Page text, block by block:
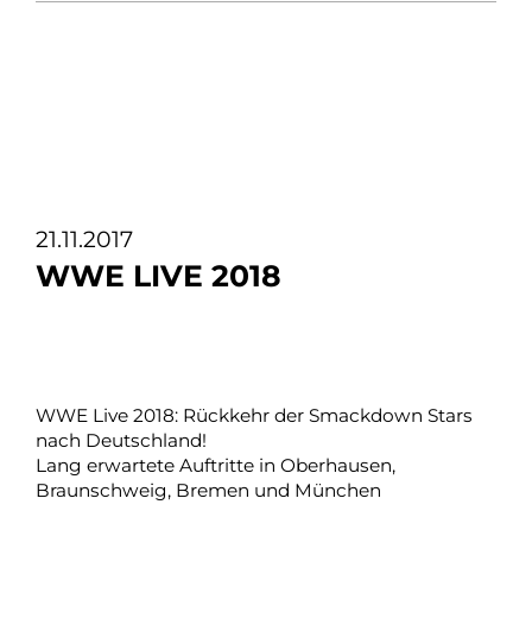
21.11.2017
WWE LIVE 2018
WWE Live 2018: Rückkehr der Smackdown Stars
nach Deutschland!
Lang erwartete Auftritte in Oberhausen,
Braunschweig, Bremen und München